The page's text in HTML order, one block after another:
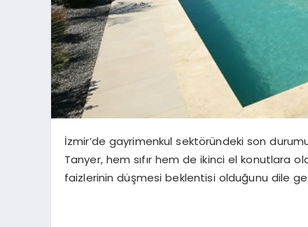
İzmir’de gayrimenkul sektöründeki son
Tanyer, hem sıfır hem de ikinci el konutlara
faizlerinin düşmesi beklentisi olduğunu dile